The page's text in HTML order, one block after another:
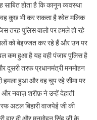
होता है कि कानून व्यवस्था
वह कुछ भी कर सकता है श्वेत मलिक
तरह पुलिस वालो पर हमले हो रहे
को बेइज्जत कर रहे हैं और उन पर
कम हुआ है यह वही पंजाब पुलिस है
दूसरी तरफ प्रधानमंत्री मनमोहन
हमला हुआ और वह चुप रहे सीमा पर
नवाज़ शरीफ़ ने उन्हें देहाती
अटल बिहारी वाजपेई जी की